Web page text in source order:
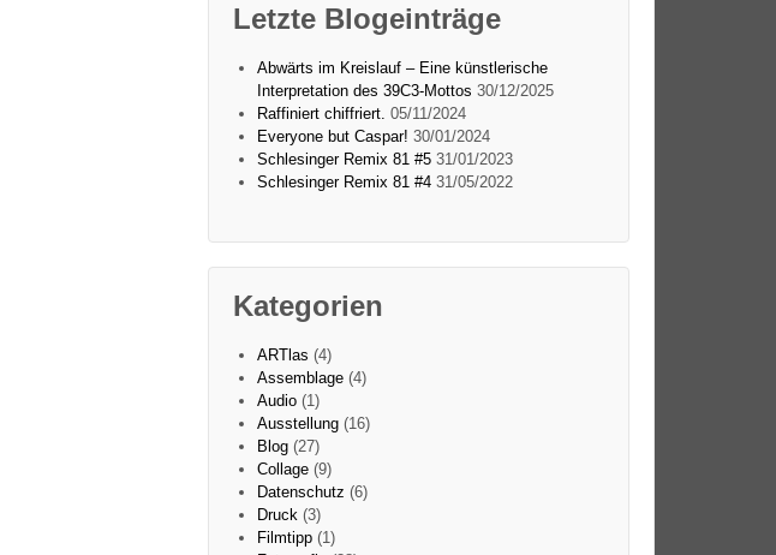
Letzte Blogeinträge
Abwärts im Kreislauf – Eine künstlerische
Interpretation des 39C3-Mottos 30/12/2025
Raffiniert chiffriert. 05/11/2024
Everyone but Caspar! 30/01/2024
Schlesinger Remix 81 #5 31/01/2023
Schlesinger Remix 81 #4 31/05/2022
Kategorien
ARTlas (4)
Assemblage(4)
Audio(1)
Ausstellung(16)
Blog(27)
Collage(9)
Datenschutz (6)
Druck (3)
Filmtipp(1)